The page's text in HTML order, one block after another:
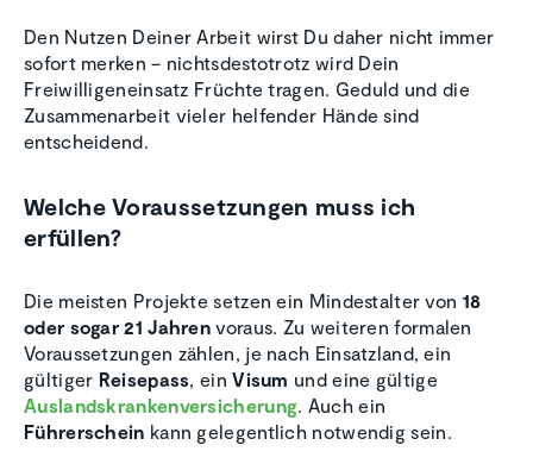
Den Nutzen Deiner Arbeit wirst Du daher nicht immer
sofort merken – nichtsdestotrotz wird Dein
Freiwilligeneinsatz Früchte tragen. Geduld und die
Zusammenarbeit vieler helfender Hände sind
entscheidend.
Welche Voraussetzungen muss ich
erfüllen?
Die meisten Projekte setzen ein Mindestalter von 18
oder sogar 21 Jahren voraus. Zu weiteren formalen
Voraussetzungen zählen, je nach Einsatzland, ein
gültiger Reisepass, einVisum und eine gültige
Auslandskrankenversicherung. Auch ein
Führerschein kann gelegentlich notwendig sein.